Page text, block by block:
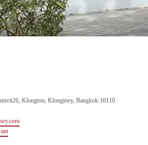
Klongton, Klongtoey, Bangkok 10110